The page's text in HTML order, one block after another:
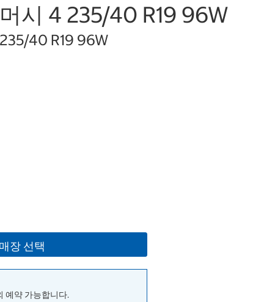
시 4 235/40 R19 96W
40 R19 96W
장 선택
예약 가능합니다.